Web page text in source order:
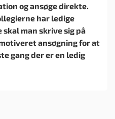
og ansøge direkte.
har ledige
skal man skrive sig på
ansøgning for at
gang der er en ledig